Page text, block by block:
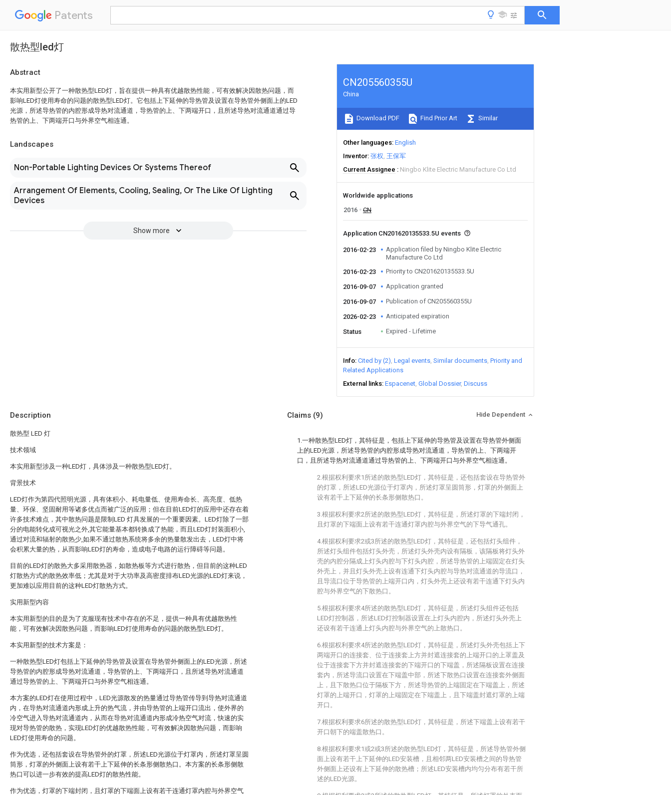
Patents
散热型led灯
Abstract
本实用新型公开了一种散热型LED灯，旨在提供一种具有优越散热性能，可有效解决因散热问题，而
影响LED灯使用寿命的问题的散热型LED灯。它包括上下延伸的导热管及设置在导热管外侧面上的LED
光源，所述导热管的内腔形成导热对流通道，导热管的上、下两端开口，且所述导热对流通道通过导
热管的上、下两端开口与外界空气相连通。
Landscapes
Non-Portable Lighting Devices Or Systems Thereof
Arrangement Of Elements, Cooling, Sealing, Or The Like Of Lighting
Devices
Show more
CN205560355U
China
Download PDF Find Prior Art Similar
Other languages English
Inventor 张权 王保军
Current Assignee
Ningbo Klite Electric Manufacture Co Ltd
Worldwide applications
2016
CN
Application CN201620135533.5U events
2016-02-23
Application filed by Ningbo Klite Electric
Manufacture Co Ltd
2016-02-23
Priority to CN201620135533.5U
2016-09-07 Application granted
2016-09-07 Publication of CN205560355U
2026-02-23 Anticipated expiration
Status Expired - Lifetime
Info Cited by (2) Legal events Similar documents Priority and
Related Applications
External links Espacenet Global Dossier Discuss
Description
散热型 LED 灯
技术领域
本实用新型涉及一种LED灯，具体涉及一种散热型LED灯。
背景技术
LED灯作为第四代照明光源，具有体积小、耗电量低、使用寿命长、高亮度、低热
量、环保、坚固耐用等诸多优点而被广泛的应用；但在目前LED灯的应用中还存在着
许多技术难点，其中散热问题是限制LED 灯具发展的一个重要因素。LED灯除了一部
分的电能转化成可视光之外,其它能量基本都转换成了热能，而且LED灯封装面积小,
通过对流和辐射的散热少,如果不通过散热系统将多余的热量散发出去，LED灯中将
会积累大量的热，从而影响LED灯的寿命，造成电子电路的运行障碍等问题。
目前的LED灯的散热大多采用散热器，如散热板等方式进行散热，但目前的这种LED
灯散热方式的散热效率低；尤其是对于大功率及高密度排布LED光源的LED灯来说，
更加难以应用目前的这种LED灯散热方式。
实用新型内容
本实用新型的目的是为了克服现有技术中存在的不足，提供一种具有优越散热性
能，可有效解决因散热问题，而影响LED灯使用寿命的问题的散热型LED灯。
本实用新型的技术方案是：
一种散热型LED灯包括上下延伸的导热管及设置在导热管外侧面上的LED光源，所述
导热管的内腔形成导热对流通道，导热管的上、下两端开口，且所述导热对流通道
通过导热管的上、下两端开口与外界空气相连通。
本方案的LED灯在使用过程中，LED光源散发的热量通过导热管传导到导热对流通道
内，在导热对流通道内形成上升的热气流，并由导热管的上端开口流出，使外界的
冷空气进入导热对流通道内，从而在导热对流通道内形成冷热空气对流，快速的实
现对导热管的散热，实现LED灯的优越散热性能，可有效解决因散热问题，而影响
LED灯使用寿命的问题。
作为优选，还包括套设在导热管外的灯罩，所述LED光源位于灯罩内，所述灯罩呈圆
筒形，灯罩的外侧面上设有若干上下延伸的长条形侧散热口。本方案的长条形侧散
热口可以进一步有效的提高LED灯的散热性能。
作为优选，灯罩的下端封闭，且灯罩的下端面上设有若干连通灯罩内腔与外界空气
Claims (9) Hide Dependent
1.一种散热型LED灯，其特征是，包括上下延伸的导热管及设置在导热管外侧面
上的LED光源，所述导热管的内腔形成导热对流通道，导热管的上、下两端开
口，且所述导热对流通道通过导热管的上、下两端开口与外界空气相连通。
2.根据权利要求1所述的散热型LED灯，其特征是，还包括套设在导热管外
的灯罩，所述LED光源位于灯罩内，所述灯罩呈圆筒形，灯罩的外侧面上
设有若干上下延伸的长条形侧散热口。
3.根据权利要求2所述的散热型LED灯，其特征是，所述灯罩的下端封闭，
且灯罩的下端面上设有若干连通灯罩内腔与外界空气的下导气通孔。
4.根据权利要求2或3所述的散热型LED灯，其特征是，还包括灯头组件，
所述灯头组件包括灯头外壳，所述灯头外壳内设有隔板，该隔板将灯头外
壳的内腔分隔成上灯头内腔与下灯头内腔，所述导热管的上端固定在灯头
外壳上，并且灯头外壳上设有连通下灯头内腔与导热对流通道的导流口，
且导流口位于导热管的上端开口内，灯头外壳上还设有若干连通下灯头内
腔与外界空气的下散热口。
5.根据权利要求4所述的散热型LED灯，其特征是，所述灯头组件还包括
LED灯控制器，所述LED灯控制器设置在上灯头内腔内，所述灯头外壳上
还设有若干连通上灯头内腔与外界空气的上散热口。
6.根据权利要求4所述的散热型LED灯，其特征是，所述灯头外壳包括上下
两端开口的连接套、位于连接套上方并封遮连接套的上端开口的上罩盖及
位于连接套下方并封遮连接套的下端开口的下端盖，所述隔板设置在连接
套内，所述导流口设置在下端盖中部，所述下散热口设置在连接套外侧面
上，且下散热口位于隔板下方，所述导热管的上端固定在下端盖上，所述
灯罩的上端开口，灯罩的上端固定在下端盖上，且下端盖封遮灯罩的上端
开口。
7.根据权利要求6所述的散热型LED灯，其特征是，所述下端盖上设有若干
开口朝下的端盖散热口。
8.根据权利要求1或2或3所述的散热型LED灯，其特征是，所述导热管外侧
面上设有若干上下延伸的LED安装槽，且相邻两LED安装槽之间的导热管
外侧面上还设有上下延伸的散热槽；所述LED安装槽内均匀分布有若干所
述的LED光源。